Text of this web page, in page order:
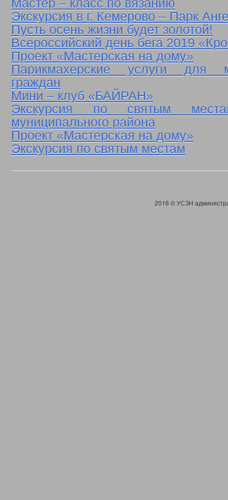
Мастер – класс по вязанию
Экскурсия в г. Кемерово – Парк
Пусть осень жизни будет золотой!
Всероссийский день бега 2019
Проект «Мастерская на дому»
Парикмахерские услуги для
граждан
Мини – клуб «БАЙРАН»
Экскурсия по святым
муниципального района
Проект «Мастерская на дому»
Экскурсия по святым местам
2016 © УСЗН